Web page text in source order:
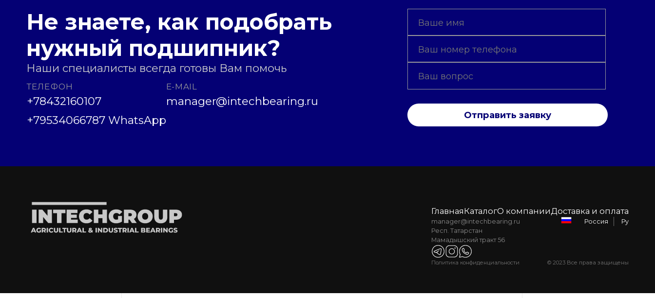
Не знаете, как подобрать
нужный подшипник?
Наши специалисты всегда готовы Вам помочь
ТЕЛЕФОН
+78432160107
+79534066787 WhatsApp
E-MAIL
manager@intechbearing.ru
Отправить заявку
ГлавнаяКаталогО компанииДоставка и оплата
manager@intechbearing.ru
Респ. Татарстан
Мамадышский тракт 56
Россия Ру
Политика конфиденциальности © 2023 Все права защищены